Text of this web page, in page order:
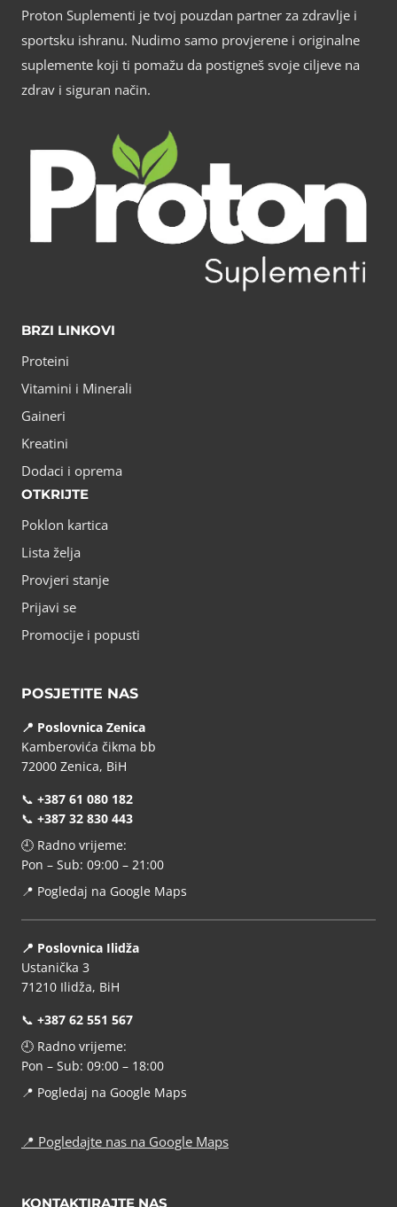
Proton Suplementi je tvoj pouzdan partner za zdravlje i
sportsku ishranu. Nudimo samo provjerene i originalne
suplemente koji ti pomažu da postigneš svoje ciljeve na
zdrav i siguran način.
BRZI LINKOVI
Proteini
Vitamini i Minerali
Gaineri
Kreatini
Dodaci i oprema
OTKRIJTE
Poklon kartica
Lista želja
Provjeri stanje
Prijavi se
Promocije i popusti
POSJETITE NAS
📍 Poslovnica Zenica
Kamberovića čikma bb
72000 Zenica, BiH
📞 +387 61 080 182
📞 +387 32 830 443
🕘 Radno vrijeme:
Pon – Sub: 09:00 – 21:00
📍 Pogledaj na Google Maps
📍 Poslovnica Ilidža
Ustanička 3
71210 Ilidža, BiH
📞 +387 62 551 567
🕘 Radno vrijeme:
Pon – Sub: 09:00 – 18:00
📍 Pogledaj na Google Maps
📍 Pogledajte nas na Google Maps
KONTAKTIRAJTE NAS